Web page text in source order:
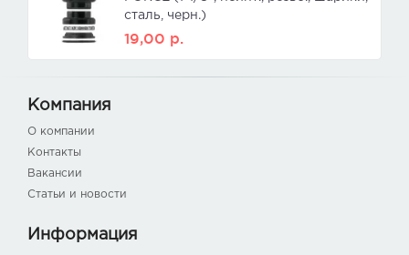
сталь, черн.)
19,00 р.
Компания
О компании
Контакты
Вакансии
Статьи и новости
Информация